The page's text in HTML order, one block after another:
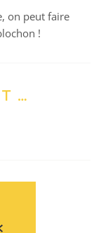
on peut faire
!
…